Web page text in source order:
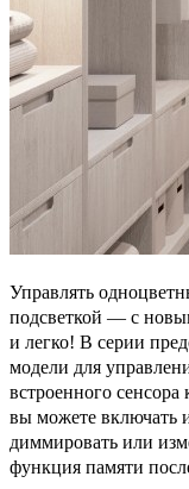
Управлять
подсветкой — с
и легко! В серии
модели для
встроенного
вы можете включать
диммировать или
функция памяти